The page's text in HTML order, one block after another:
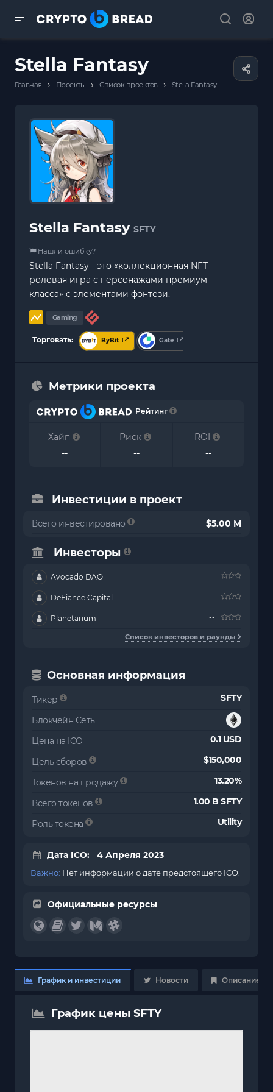
Stella Fantasy
Главная › Проекты › Список проектов › Stella Fantasy
Stella Fantasy SFTY
Нашли ошибку?
Stella Fantasy - это «коллекционная NFT-
ролевая игра с персонажами премиум-
класса» с элементами фэнтези.
Gaming
Торговать: ByBit Gate
Метрики проекта
Рейтинг
Хайп
--
Риск
--
ROI
--
Инвестиции в проект
Всего инвестировано $5.00 M
Инвесторы
Avocado DAO --
DeFiance Capital --
Planetarium --
Список инвесторов и раунды
Основная информация
Тикер SFTY
Блокчейн Сеть
Цена на ICO
0.1 USD
Цель сборов $150,000
Токенов на продажу 13.20%
Всего токенов 1.00 B SFTY
Роль токена Utility
Дата ICO: 4 Апреля 2023
Важно: Нет информации о дате предстоящего ICO.
Официальные ресурсы
График и инвестиции Новости Описание
График цены SFTY